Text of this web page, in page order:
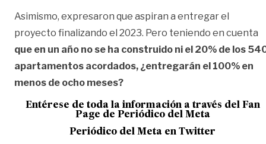
Asimismo, expresaron que aspiran a entregar el
proyecto finalizando el 2023. Pero teniendo en cuenta
que en un año no se ha construido ni el 20% de los
apartamentos acordados, ¿entregarán el 100% en
menos de ocho meses?
Entérese de toda la información a través del Fan
Page de Periódico del Meta
Periódico del Meta en Twitter